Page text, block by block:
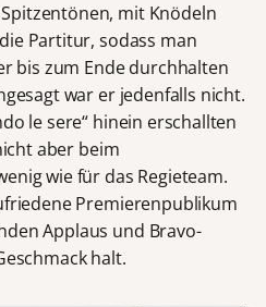
mit Knödeln
Partitur, sodass man
bis zum Ende durchhalten
war er jedenfalls nicht.
le sere“ hinein erschallten
aber beim
wie für das Regieteam.
Premierenpublikum
Applaus und Bravo-
halt.